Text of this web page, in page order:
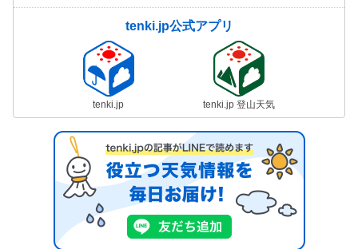
tenki.jp公式アプリ
tenki.jp tenki.jp 登山天気